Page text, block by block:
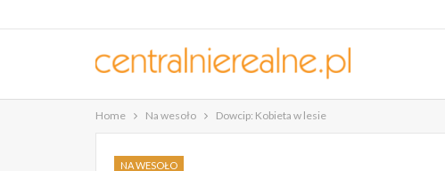
Home Na wesoło Dowcip: Kobieta w lesie
NA WESOŁO